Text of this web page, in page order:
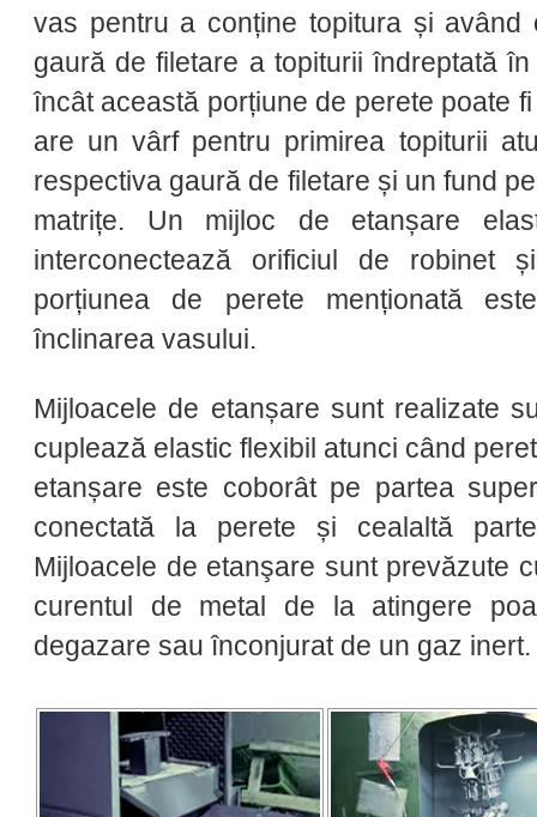
vas pentru a conține topitura și
gaură de filetare a topiturii îndreptată
încât această porțiune de perete poate
are un vârf pentru primirea topiturii
respectiva gaură de filetare și un fund
matrițe. Un mijloc de etanșare
interconectează orificiul de robinet
porțiunea de perete menționată
înclinarea vasului.
Mijloacele de etanșare sunt realizate
cuplează elastic flexibil atunci când
etanșare este coborât pe partea
conectată la perete și cealaltă
Mijloacele de etanşare sunt prevăzute
curentul de metal de la atingere
degazare sau înconjurat de un gaz inert.